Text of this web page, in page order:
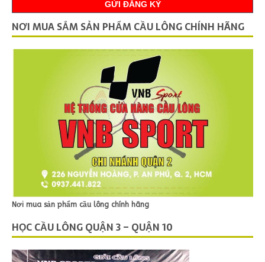
NƠI MUA SẮM SẢN PHẨM CẦU LÔNG CHÍNH HÃNG
Nơi mua sản phẩm cầu lông chính hãng
HỌC CẦU LÔNG QUẬN 3 – QUẬN 10